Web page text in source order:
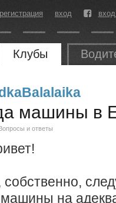
регистрация вход
Клубы
машины в
и ответы
собственно,
на